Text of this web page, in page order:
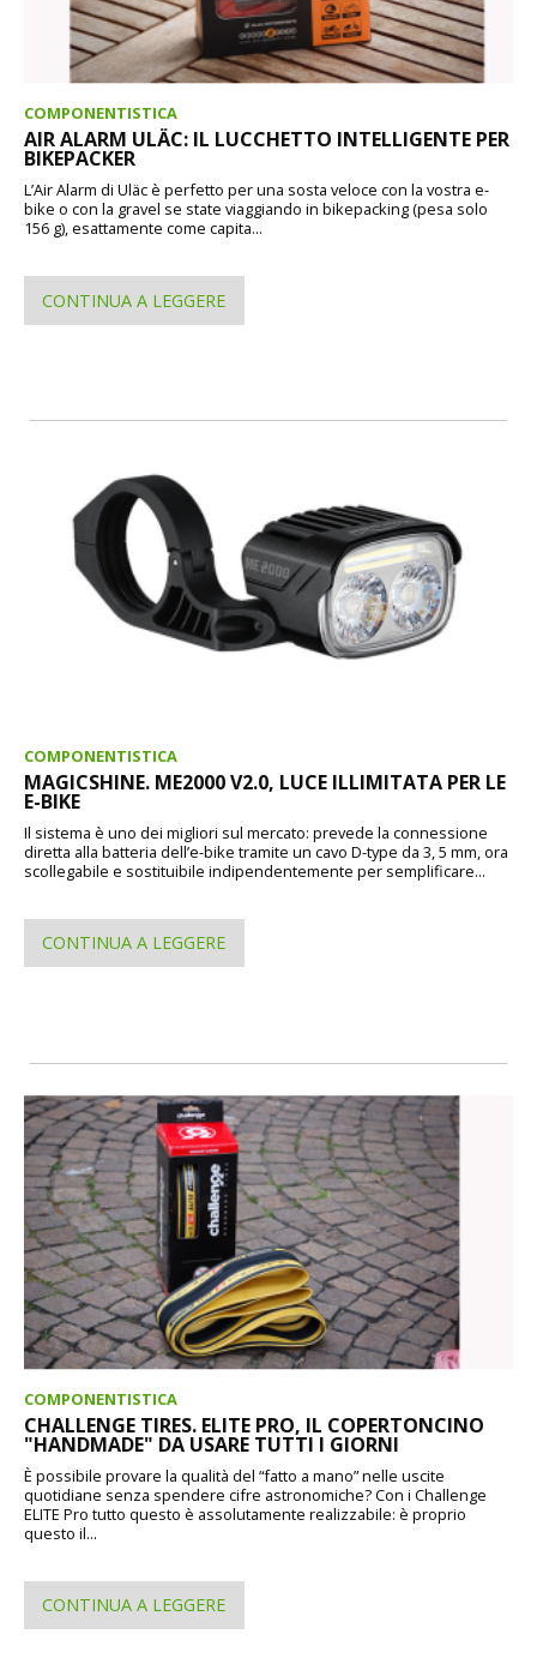
COMPONENTISTICA
AIR ALARM ULÄC: IL LUCCHETTO INTELLIGENTE PER
BIKEPACKER
L’Air Alarm di Uläc è perfetto per una sosta veloce con la vostra e-
bike o con la gravel se state viaggiando in bikepacking (pesa solo
156 g), esattamente come capita...
CONTINUA A LEGGERE
COMPONENTISTICA
MAGICSHINE. ME2000 V2.0, LUCE ILLIMITATA PER LE
E-BIKE
Il sistema è uno dei migliori sul mercato: prevede la connessione
diretta alla batteria dell’e-bike tramite un cavo D-type da 3, 5 mm, ora
scollegabile e sostituibile indipendentemente per semplificare...
CONTINUA A LEGGERE
COMPONENTISTICA
CHALLENGE TIRES. ELITE PRO, IL COPERTONCINO
"HANDMADE" DA USARE TUTTI I GIORNI
È possibile provare la qualità del “fatto a mano” nelle uscite
quotidiane senza spendere cifre astronomiche? Con i Challenge
ELITE Pro tutto questo è assolutamente realizzabile: è proprio
questo il...
CONTINUA A LEGGERE